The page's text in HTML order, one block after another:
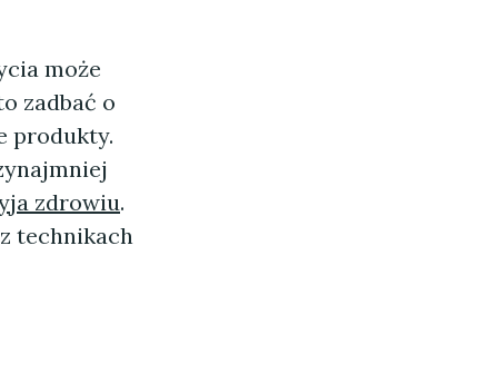
może
zadbać o
produkty.
zdrowiu.
technikach